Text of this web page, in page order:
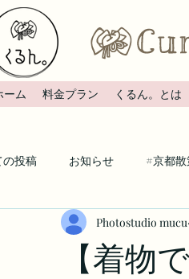
ーム 料金プラン くるん。とは
の投稿 お知らせ #京都
【
Photostudio mucu